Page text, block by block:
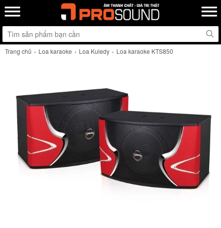
Trang chủ Loa karaoke Loa Kuledy Loa karaoke KTS850